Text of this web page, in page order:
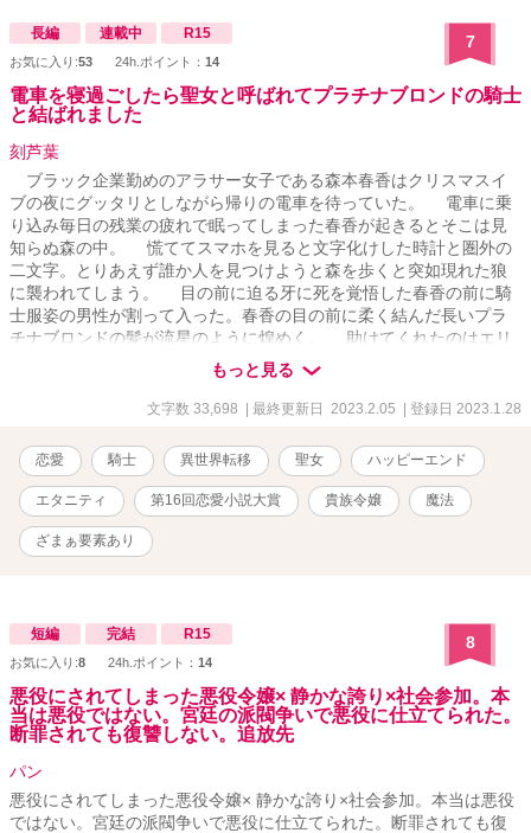
です。 8/2追記 明日3日15:00に「【番外編】舞台の裏側で」を更新
します。 本編で拾いきれなかったエピソードを乗せた話になりま
す。 更新は最後の予定です。
長編 連載中 R15
お気に入り:53 24h.ポイント： 14
7
電車を寝過ごしたら聖女と呼ばれてプラチナブロンドの騎士
と結ばれました
刻芦葉
ブラック企業勤めのアラサー女子である森本春香はクリスマスイ
ブの夜にグッタリとしながら帰りの電車を待っていた。 電車に乗
り込み毎日の残業の疲れで眠ってしまった春香が起きるとそこは見
知らぬ森の中。 慌ててスマホを見ると文字化けした時計と圏外の
二文字。とりあえず誰か人を見つけようと森を歩くと突如現れた狼
に襲われてしまう。 目の前に迫る牙に死を覚悟した春香の前に騎
士服姿の男性が割って入った。春香の目の前に柔く結んだ長いプラ
チナブロンドの髪が流星のように煌めく。 助けてくれたのはエリ
アスという名の甘いマスクのイケメンで。彼はどうやら竜と共に街
を守る竜騎士のようで。 エリアスに連れられ街へ行くと馬車に轢
かれて重体の少女を目撃する。その子を助けたいと願っていきなり
すとなぜか春香は黒の聖女と呼ばれていた。 これは突然異世界へ
と迷い込んだアラサー女子が権力者達に気に入られたり、治療院で
患者を治したり、お料理をして喜ばれたり、見た目王子様な癖して
初心な竜騎士と恋愛したりするお話です。
もっと見る
文字数 33,698 | 最終更新日 2023.2.05 | 登録日 2023.1.28
恋愛 騎士 異世界転移 聖女 ハッピーエンド
エタニティ 第16回恋愛小説大賞 貴族令嬢 魔法
ざまぁ要素あり
短編 完結 R15
お気に入り:8 24h.ポイント： 14
8
悪役にされてしまった悪役令嬢× 静かな誇り×社会参加。本
当は悪役ではない。宮廷の派閥争いで悪役に仕立てられた。
断罪されても復讐しない。追放先
パン
悪役にされてしまった悪役令嬢× 静かな誇り×社会参加。本当は悪役
ではない。宮廷の派閥争いで悪役に仕立てられた。断罪されても復